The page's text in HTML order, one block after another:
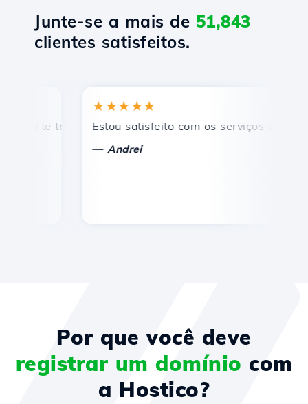
Junte-se a mais de 51,843
clientes satisfeitos.
técnico rápido e eficiente.
★★★★★
Estou satisfeito com os serviços
Andrei
Por que você deve
registrar um domínio com
a Hostico?